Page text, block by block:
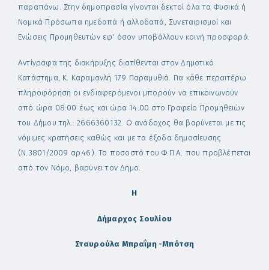
παραπάνω. Στην δημοπρασία γίνονται δεκτοί όλα τα Φυσικά ή
Νομικά Πρόσωπα ημεδαπά ή αλλοδαπά, Συνεταιρισμοί και
Ενώσεις Προμηθευτών εφ' όσον υποβάλλουν κοινή προσφορά.
Αντίγραφα της διακήρυξης διατίθενται στον Δημοτικό
Κατάστημα, Κ. Καραμανλή 179 Παραμυθιά. Για κάθε περαιτέρω
πληροφόρηση οι ενδιαφερόμενοι μπορούν να επικοινωνούν
από ώρα 08:00 έως και ώρα 14:00 στο Γραφείο Προμηθειών
του Δήμου τηλ.: 2666360132. Ο ανάδοχος θα βαρύνεται με τις
νόμιμες κρατήσεις καθώς και με τα έξοδα δημοσίευσης
(Ν.3801/2009 αρ.46). Το ποσοστό του Φ.Π.Α. που προβλέπεται
από τον Νόμο, βαρύνει τον Δήμο.
Η
Δήμαρχος Σουλίου
Σταυρούλα Μπραΐμη -Μπότση